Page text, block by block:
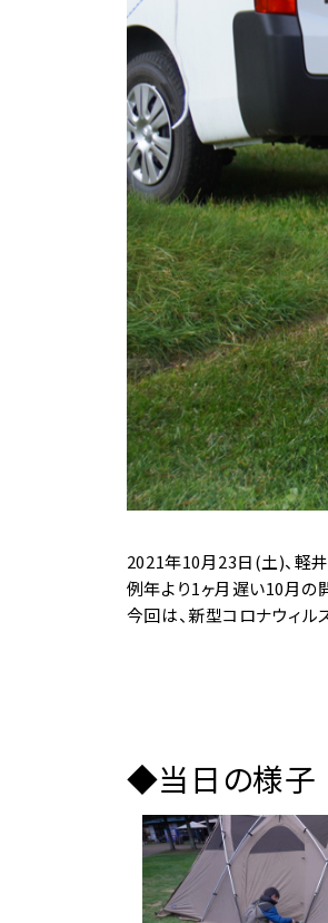
2021年10月23日(土)、軽井
例年より1ヶ月遅い10月の
今回は、新型コロナウィル
◆当日の様子